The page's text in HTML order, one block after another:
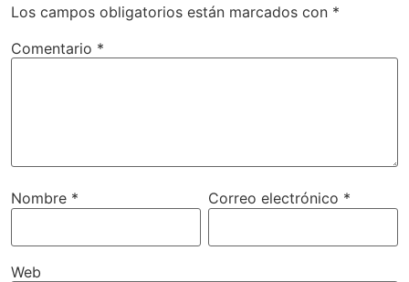
Los campos obligatorios están marcados con *
Comentario *
Nombre * Correo electrónico *
Web